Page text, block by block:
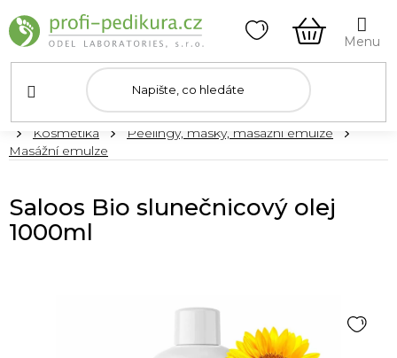
na
obsah
NÁKUPNÍ
KOŠÍK
DomůKosmetika
Peelingy, masky, masážní emulze
Masážní emulze
Saloos Bio slunečnicový olej
1000ml